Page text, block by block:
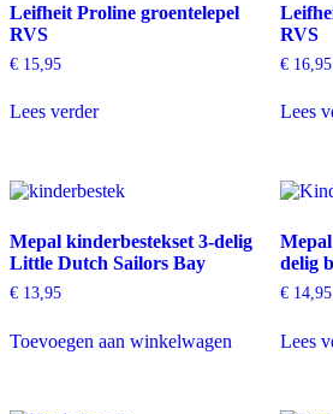
Leifheit Proline groentelepel
RVS
€ 15,95
Lees verder
RVS
€16,95
Lees
Mepal kinderbestekset 3-delig
Little Dutch Sailors Bay
€ 13,95
Toevoegen aan winkelwagen
delig
€14,95
Lees